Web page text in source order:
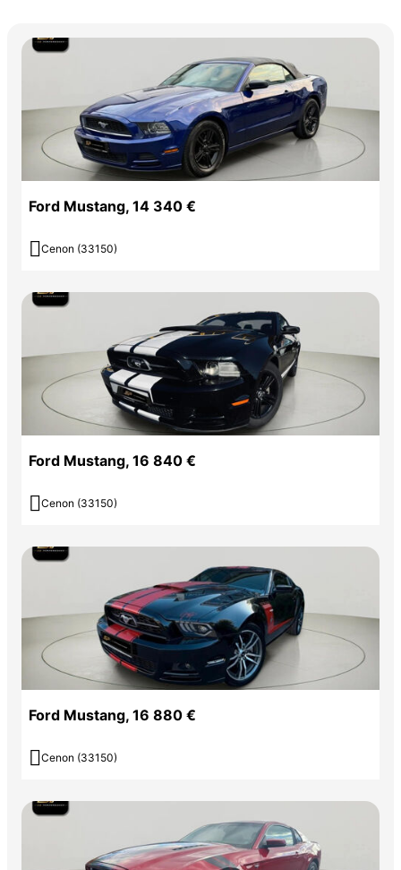
Ford Mustang, 14 340 €
 Cenon (33150)
Ford Mustang, 16 840 €
 Cenon (33150)
Ford Mustang, 16 880 €
 Cenon (33150)